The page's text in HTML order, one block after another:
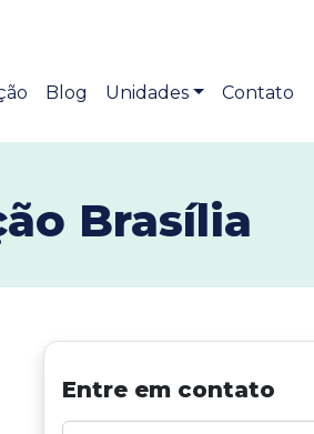
Blog Unidades Contato
Brasília
Entre em contato